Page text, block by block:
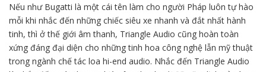
Nếu như Bugatti là một cái tên làm cho người Pháp luôn tự hào
mỗi khi nhắc đến những chiếc siêu xe nhanh và đắt nhất hành
tinh, thì ở thế giới âm thanh, Triangle Audio cũng hoàn toàn
xứng đáng đại diện cho những tinh hoa công nghệ lẫn mỹ thuật
trong ngành chế tác loa hi-end audio. Nhắc đến Triangle Audio